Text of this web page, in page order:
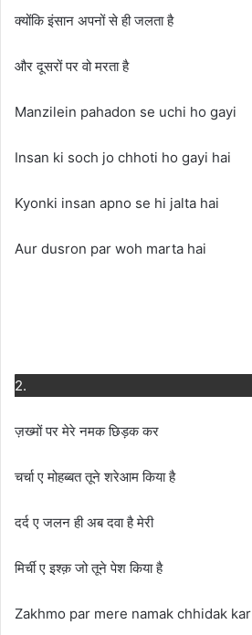
क्योंकि इंसान अपनों से ही जलता है
और दूसरों पर वो मरता है
Manzilein pahadon se uchi ho gayi
Insan ki soch jo chhoti ho gayi hai
Kyonki insan apno se hi jalta hai
Aur dusron par woh marta hai
2.
ज़ख्मों पर मेरे नमक छिड़क कर
चर्चा ए मोहब्बत तूने शरेआम किया है
दर्द ए जलन ही अब दवा है मेरी
मिर्ची ए इश्क़ जो तूने पेश किया है
Zakhmo par mere namak chhidak kar